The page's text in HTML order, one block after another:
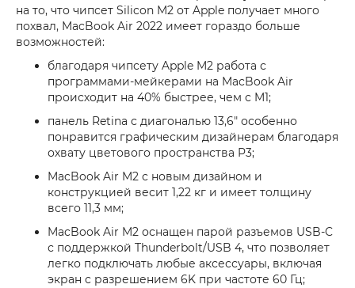
на то, что чипсет Silicon M2 от Apple получает много
похвал, MacBook Air 2022 имеет гораздо больше
возможностей:
благодаря чипсету Apple M2 работа с
программами-мейкерами на MacBook Air
происходит на 40% быстрее, чем с M1;
панель Retina с диагональю 13,6" особенно
понравится графическим дизайнерам благодаря
охвату цветового пространства P3;
MacBook Air M2 с новым дизайном и
конструкцией весит 1,22 кг и имеет толщину
всего 11,3 мм;
MacBook Air M2 оснащен парой разъемов USB-C
с поддержкой Thunderbolt/USB 4, что позволяет
легко подключать любые аксессуары, включая
экран с разрешением 6K при частоте 60 Гц;